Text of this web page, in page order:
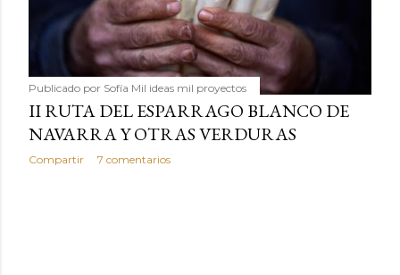
dorado, cargado de proteína y 100% natural. Es el
sustituto perfecto a los frutos se...
Publicado por Sofía Mil ideas mil proyectos
II RUTA DEL ESPARRAGO BLANCO DE
NAVARRA Y OTRAS VERDURAS
Compartir 7 comentarios